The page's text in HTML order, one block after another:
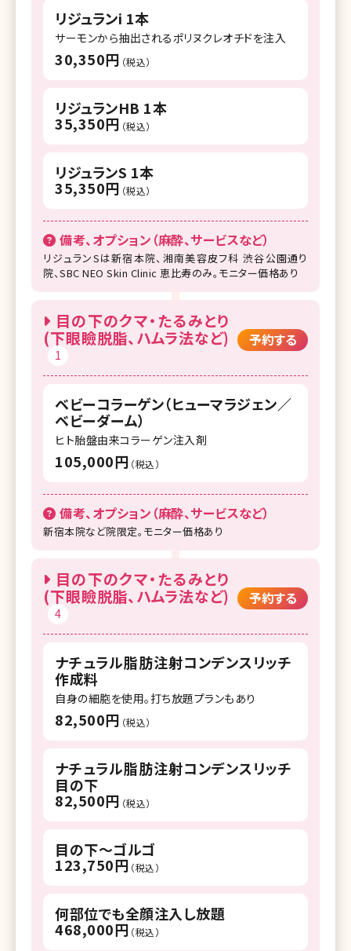
リジュランi 1本
サーモンから抽出されるポリヌクレオチドを注入
30,350円 （税込）
リジュランHB 1本
35,350円 （税込）
リジュランS 1本
35,350円 （税込）
備考、オプション（麻酔、サービスなど）
リジュランSは新宿本院、湘南美容皮フ科 渋谷公園通り
院、SBC NEO Skin Clinic 恵比寿のみ。モニター価格あり
目の下のクマ・たるみとり
(下眼瞼脱脂、ハムラ法など)
1
予約する
ベビーコラーゲン（ヒューマラジェン／
ベビーダーム）
ヒト胎盤由来コラーゲン注入剤
105,000円 （税込）
備考、オプション（麻酔、サービスなど）
新宿本院など院限定。モニター価格あり
目の下のクマ・たるみとり
(下眼瞼脱脂、ハムラ法など)
4
予約する
ナチュラル脂肪注射コンデンスリッチ
作成料
自身の細胞を使用。打ち放題プランもあり
82,500円 （税込）
ナチュラル脂肪注射コンデンスリッチ
目の下
82,500円 （税込）
目の下～ゴルゴ
123,750円 （税込）
何部位でも全顔注入し放題
468,000円 （税込）